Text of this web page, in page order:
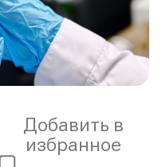
Добавить в
избранное